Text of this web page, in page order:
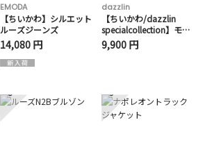
EMODA
【ちいかわ】シルエット
ルーズジーンズ
14,080 円
dazzlin
【ちいかわ/dazzlin
specialcollection】モコ
モコフリルバッグ
9,900 円
8 9